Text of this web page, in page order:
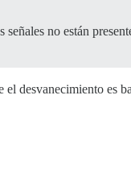
no están
desvanecimiento es